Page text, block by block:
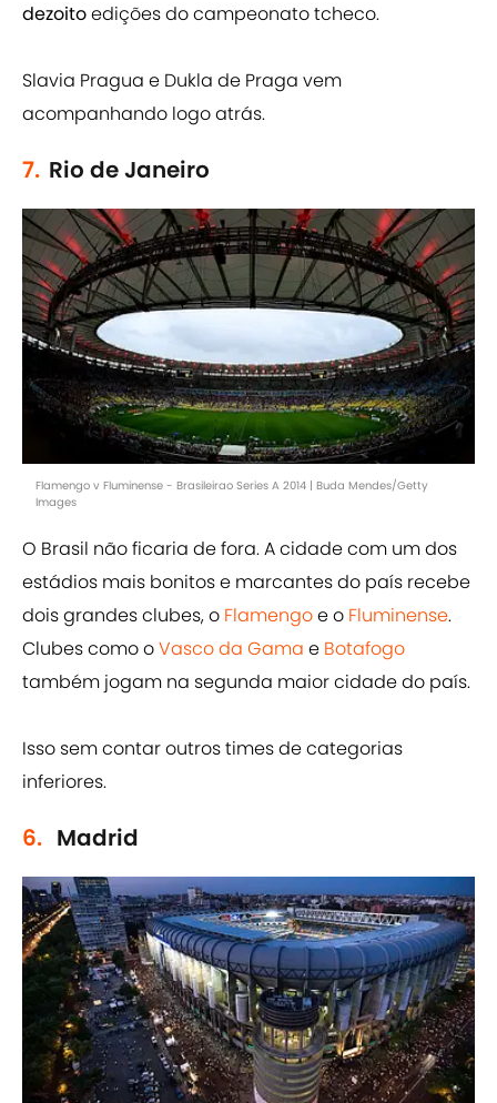
dezoitoedições do campeonato tcheco.
Slavia Pragua e Dukla de Praga vem
acompanhando logo atrás.
7. Rio de Janeiro
Flamengo v Fluminense - Brasileirao Series A 2014 | Buda Mendes/Getty
Images
O Brasil não ficaria de fora. A cidade com um dos
estádios mais bonitos e marcantes do país recebe
dois grandes clubes, o Flamengoe o Fluminense.
Clubes como oVasco da Gama e Botafogo
também jogam na segunda maior cidade do país.
Isso sem contar outros times de categorias
inferiores.
6. Madrid